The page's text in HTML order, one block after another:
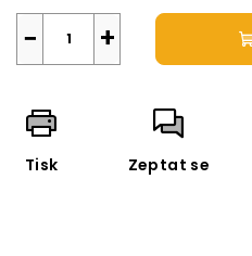
+
−
Tisk Zeptat se